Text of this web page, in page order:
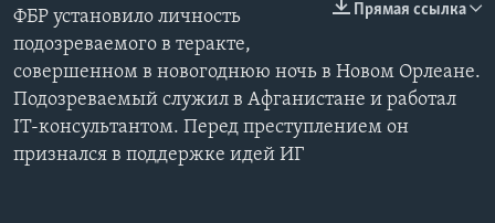
Языки
240p
720p 1080p
480p
720p
Прямая ссылка
ФБР установило личность
подозреваемого в теракте,
совершенном в новогоднюю ночь в Новом Орлеане.
Подозреваемый служил в Афганистане и работал
IT-консультантом. Перед преступлением он
признался в поддержке идей ИГ